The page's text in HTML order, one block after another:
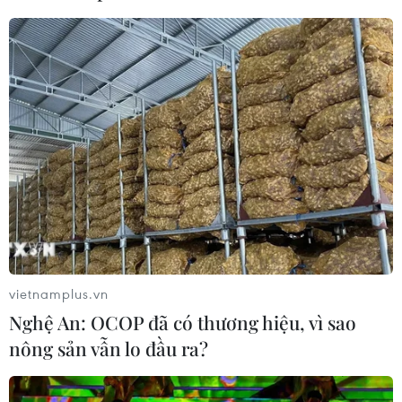
trẻ em thiệt mạng trong 300 ngày
qua
06/08/2026 22:56
Iran và Oman thống nhất mở lại eo
biển Hormuz trong 60 ngày
06/08/2026 12:25
Israel thử nghiệm tên lửa Arrow giữa
lúc căng thẳng khu vực leo thang
06/08/2026 11:17
Iran cảnh báo đáp trả nhằm vào hạ
vietnamplus.vn
Nghệ An: OCOP đã có thương hiệu, vì sao
nông sản vẫn lo đầu ra?